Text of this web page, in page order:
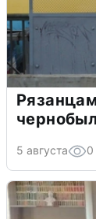
5 августа 0